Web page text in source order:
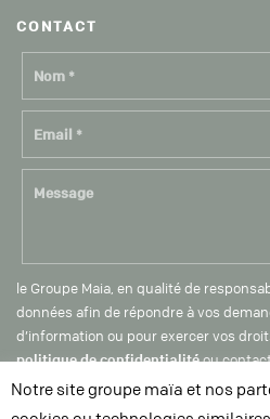
CONTACT
le Groupe Maia, en qualité de
données afin de répondre à vos
d’information ou pour exercer vos
politique de confidentialitéou
dpo@groupe-maia.com
Notre site groupe maïa et nos